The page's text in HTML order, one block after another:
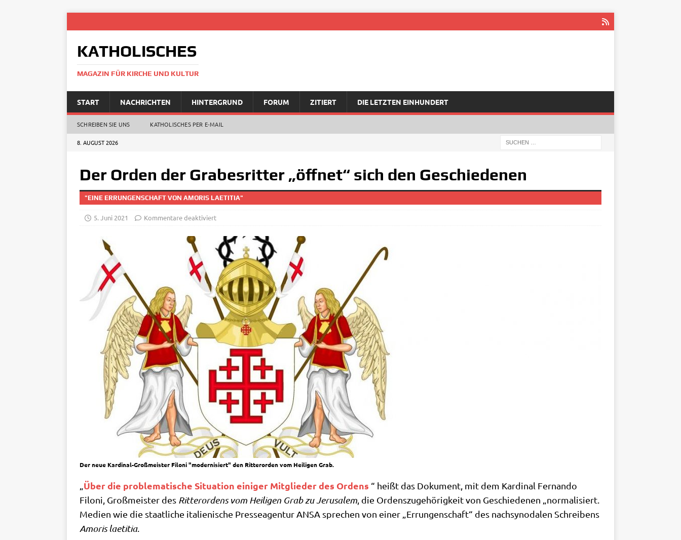
KATHOLISCHES
MAGAZIN FÜR KIRCHE UND KULTUR
START NACHRICHTEN HINTERGRUND FORUM ZITIERT DIE LETZTEN EINHUNDERT
SCHREIBEN SIE UNS KATHOLISCHES PER E‑MAIL
8. AUGUST 2026
Der Orden der Grabesritter „öffnet“ sich den Geschiedenen
"EINE ERRUNGENSCHAFT VON AMORIS LAETITIA"
5. Juni 2021 Kommentare deaktiviert
Der neue Kardinal-Großmeister Filoni "modernisiert" den Ritterorden vom Heiligen Grab.
Über die pro­ble­ma­ti­sche Situa­ti­on eini­ger Mit­glie­der des Ordens “ heißt das Doku­ment, mit dem Kar­di­nal Fer­nan­do
Filoni, Groß­mei­ster des Rit­ter­or­dens vom Hei­li­gen Grab zu Jeru­sa­lem , die Ordens­zu­ge­hö­rig­keit von Geschie­de­nen „nor­ma­li­siert.
Medi­en wie die staat­li­che ita­lie­ni­sche Pres­se­agen­tur ANSA spre­chen von einer „Errun­gen­schaft“ des nach­syn­oda­len Schrei­bens
Amo­ris lae­ti­tia.